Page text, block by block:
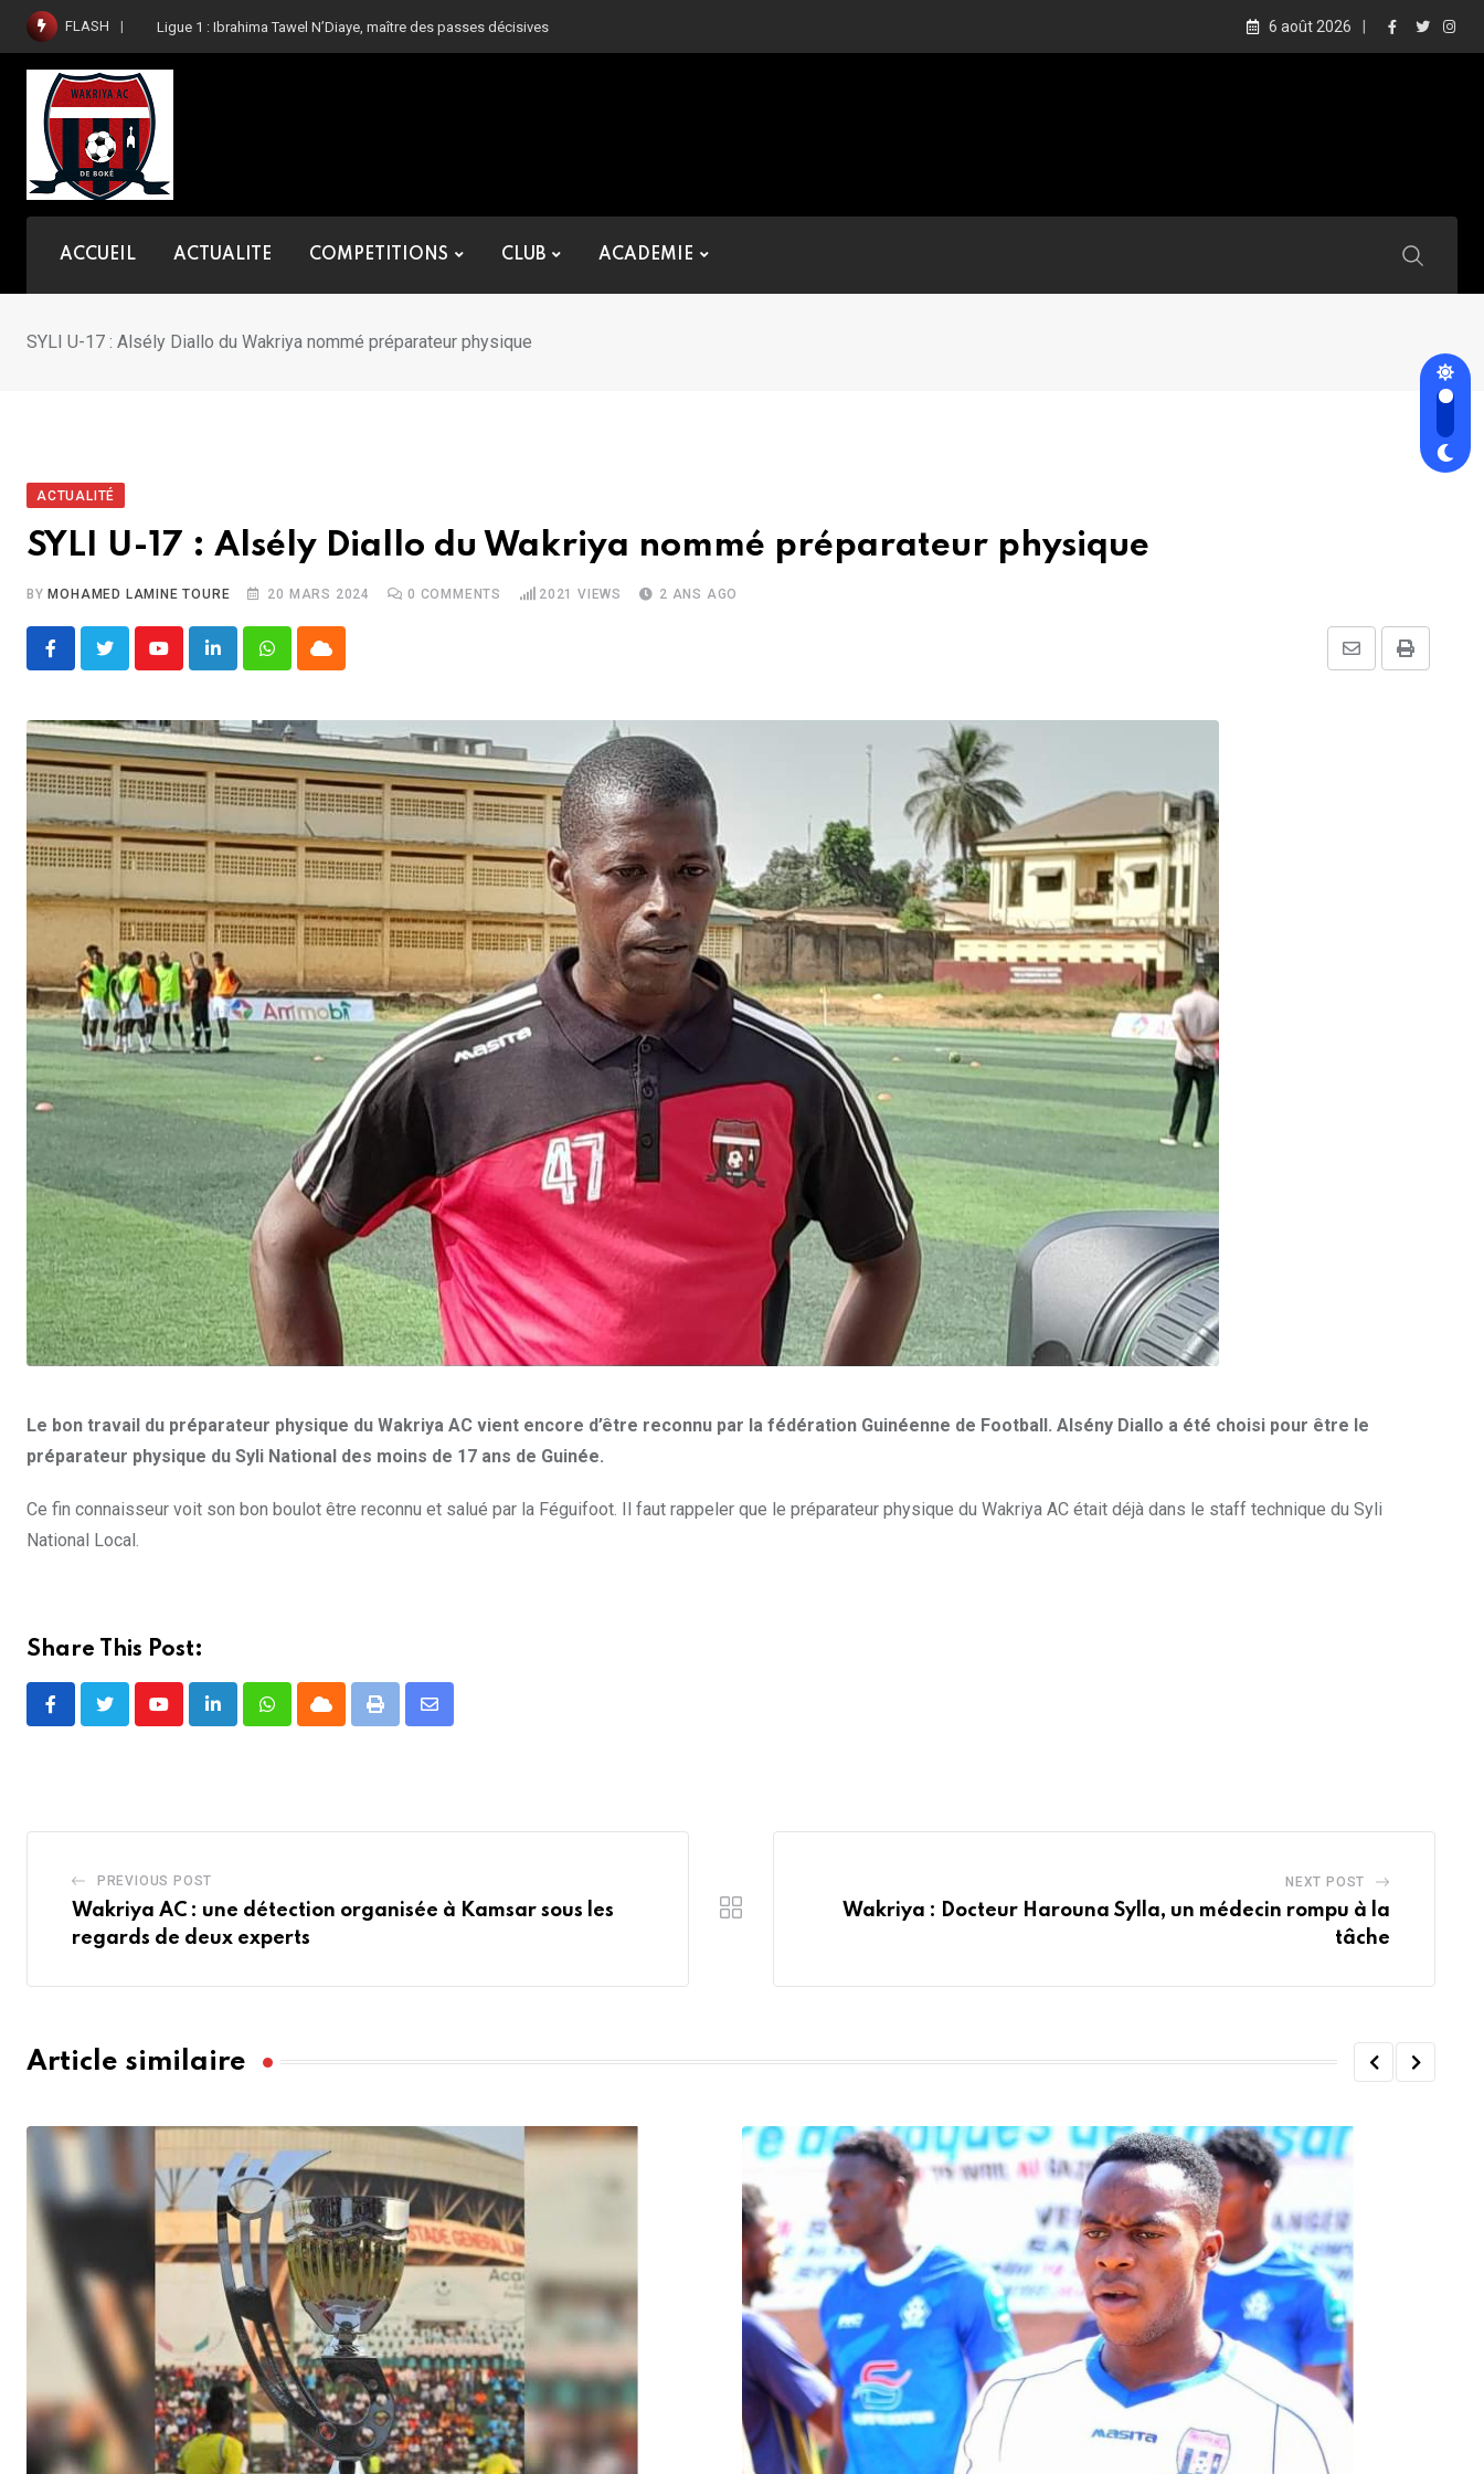
Skip
content
FLASH Ligue 1 : Ibrahima Tawel N’Diaye, maître des passes décisives 6 août 2026
ACCUEIL ACTUALITE COMPETITIONS CLUB ACADEMIE
SYLI U-17 : Alsély Diallo du Wakriya nommé préparateur physique
ACTUALITÉ
SYLI U-17 : Alsély Diallo du Wakriya nommé préparateur physique
BY MOHAMED LAMINE TOURE 20 MARS 2024 0 COMMENTS 2021 VIEWS 2 ANS AGO
YoutubeLinkedInWhatsappCloud Print
Share
Le bon travail du préparateur physique du Wakriya AC vient encore d’être reconnu par la fédération Guinéenne de Football. Alsény Diallo a été choisi pour être le
préparateur physique du Syli National des moins de 17 ans de Guinée.
Ce fin connaisseur voit son bon boulot être reconnu et salué par la Féguifoot. Il faut rappeler que le préparateur physique du Wakriya AC était déjà dans le staff technique du Syli
National Local.
Share This Post:
YoutubeLinkedInWhatsappCloud Print
Share
PREVIOUS POST
Wakriya AC : une détection organisée à Kamsar sous les
regards de deux experts
NEXT POST
Wakriya : Docteur Harouna Sylla, un médecin rompu à la
tâche
Article similaire